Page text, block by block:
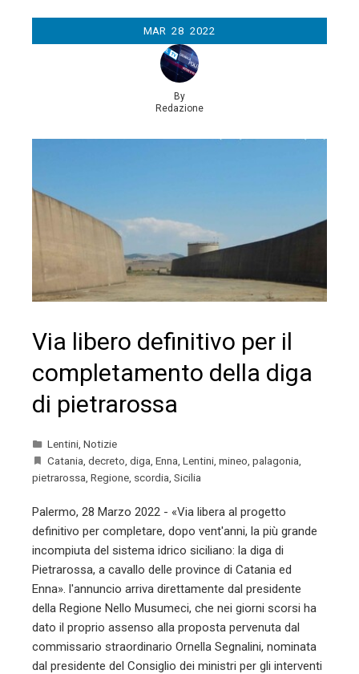
MAR 28 2022
By
Redazione
Via libero definitivo per il
completamento della diga
di pietrarossa
Lentini Notizie
Catania decreto diga Enna Lentini mineo palagonia
pietrarossa Regione scordia Sicilia
Palermo, 28 Marzo 2022 - «Via libera al progetto
definitivo per completare, dopo vent'anni, la più grande
incompiuta del sistema idrico siciliano: la diga di
Pietrarossa, a cavallo delle province di Catania ed
Enna». l'annuncio arriva direttamente dal presidente
della Regione Nello Musumeci, che nei giorni scorsi ha
dato il proprio assenso alla proposta pervenuta dal
commissario straordinario Ornella Segnalini, nominata
dal presidente del Consiglio dei ministri per gli interventi